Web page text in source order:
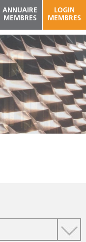
ANNUAIRE
MEMBRES
LOGIN
MEMBRES